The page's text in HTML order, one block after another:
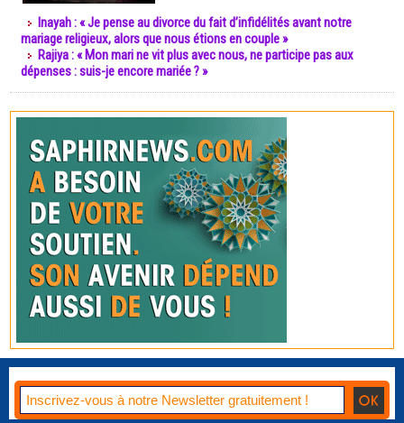
Inayah : « Je pense au divorce du fait d’infidélités avant notre
mariage religieux, alors que nous étions en couple »
Rajiya : « Mon mari ne vit plus avec nous, ne participe pas aux
dépenses : suis-je encore mariée ? »